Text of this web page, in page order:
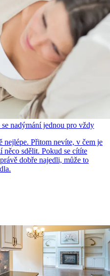
nadýmání jednou pro vždy
nejlépe. Přitom nevíte, v čem je
něco sdělit. Pokud se cítíte
dobře najedli, může to